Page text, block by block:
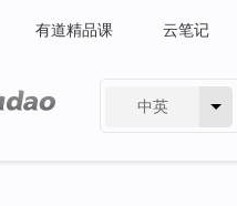
有道精品课 云笔记
中英